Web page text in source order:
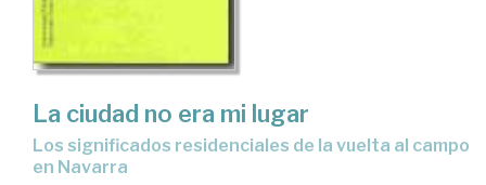
La ciudad no era mi lugar
los significados residenciales de la vuelta al campo
en Navarra